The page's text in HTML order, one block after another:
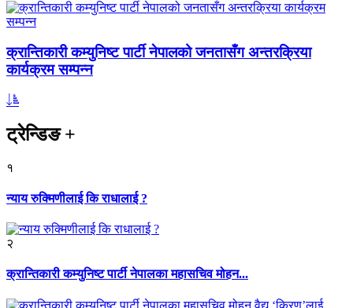
क्रान्तिकारी कम्युनिष्ट पार्टी नेपालको जनतासँग अन्तरक्रिया
कार्यक्रम सम्पन्न
ट्रेन्डिङ+
१
न्याय रुक्मिणीलाई कि राधालाई ?
२
क्रान्तिकारी कम्युनिष्ट पार्टी नेपालका महासचिव मोहन...